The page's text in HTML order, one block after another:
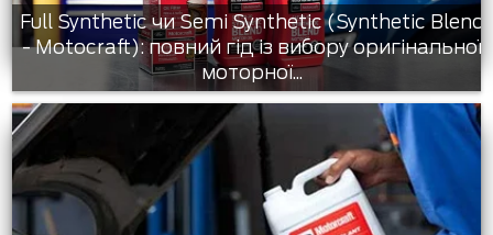
Full Synthetic чи Semi Synthetic (Synthetic Blend
- Motocraft): повний гід із вибору оригінальної
моторної...